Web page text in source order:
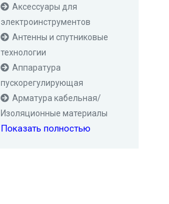
Аксессуары для
электроинструментов
Антенны и спутниковые
технологии
Аппаратура
пускорегулирующая
Арматура кабельная/
Изоляционные материалы
Показать полностью